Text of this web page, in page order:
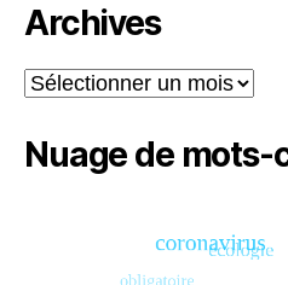
Archives
Archives
Nuage de mots-